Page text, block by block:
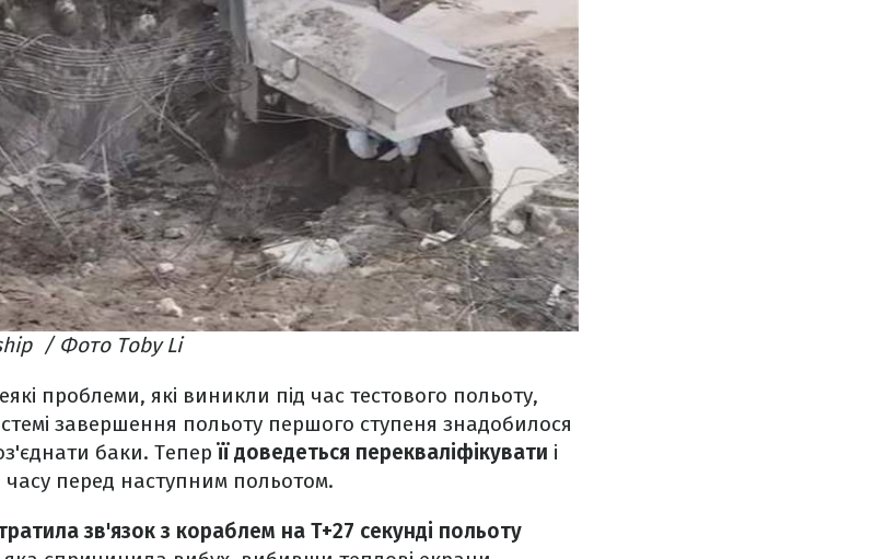
/ Фото Toby Li
проблеми, які виникли під час тестового польоту,
завершення польоту першого ступеня знадобилося
баки. Теперїї доведеться перекваліфікувати і
перед наступним польотом.
зв'язок з кораблем на T+27 секунді польоту